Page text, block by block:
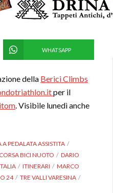
WHATSAPP
della Berici Climbs
per il
. Visibile lunedì anche
A PEDALATA ASSISTITA
CORSA BICI NUOTO
DARIO
ITINERARI
MARCO
24
TRE VALLI VARESINA